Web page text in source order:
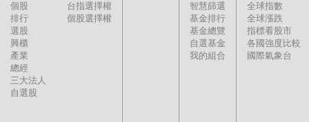
個股
排行
選股
興櫃
產業
總經
三大法人
自選股
台指選擇權
個股選擇權
智慧篩選
基金排行
基金總覽
自選基金
我的組合
全球指數
全球漲跌
指標看股市
各國強度比較
國際氣象台